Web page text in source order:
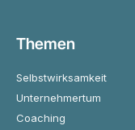
Themen
Selbstwirksamkeit
Unternehmertum
Coaching